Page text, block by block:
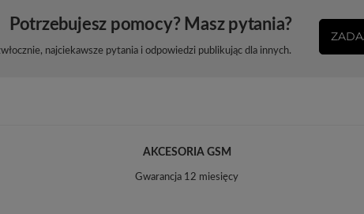
Potrzebujesz pomocy? Masz pytania?
najciekawsze pytania i odpowiedzi publikując dla innych.
AKCESORIA GSM
Gwarancja 12 miesięcy